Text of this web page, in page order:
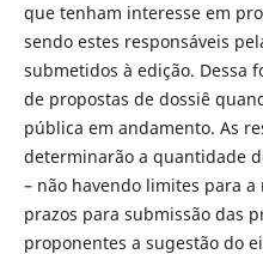
que tenham interesse em
sendo estes responsáveis
submetidos à edição. Dessa
de propostas de dossiê
pública em andamento. As
determinarão a quantidade
– não havendo limites para a
prazos para submissão das
proponentes a sugestão do